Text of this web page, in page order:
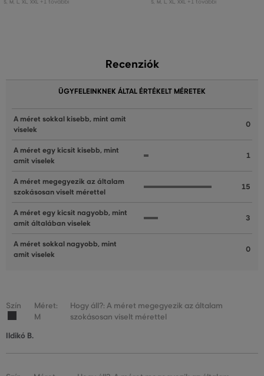
S M L XL XXL +1 további S M L XL XXL +1 további
Recenziók
ÜGYFELEINKNEK ÁLTAL ÉRTÉKELT MÉRETEK
A méret sokkal kisebb, mint amit
viselek
0
A méret egy kicsit kisebb, mint
amit viselek
1
A méret megegyezik az általam
szokásosan viselt mérettel
15
A méret egy kicsit nagyobb, mint
amit általában viselek
3
A méret sokkal nagyobb, mint
amit viselek
0
Szín
Méret:
M
Hogy áll?: A méret megegyezik az általam
szokásosan viselt mérettel
Ildikó B.